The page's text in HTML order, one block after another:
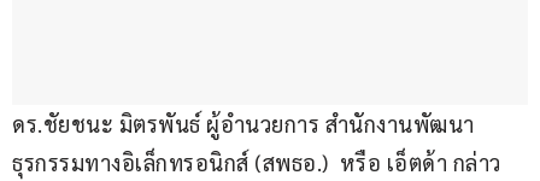
ดร.ชัยชนะ มิตรพันธ์ ผู้อำนวยการ สำนักงานพัฒนา
ธุรกรรมทางอิเล็กทรอนิกส์ (สพธอ.)  หรือ เอ็ตด้า กล่าว